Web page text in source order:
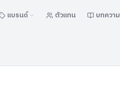
แบรนด์ ตัวแทน บทความ